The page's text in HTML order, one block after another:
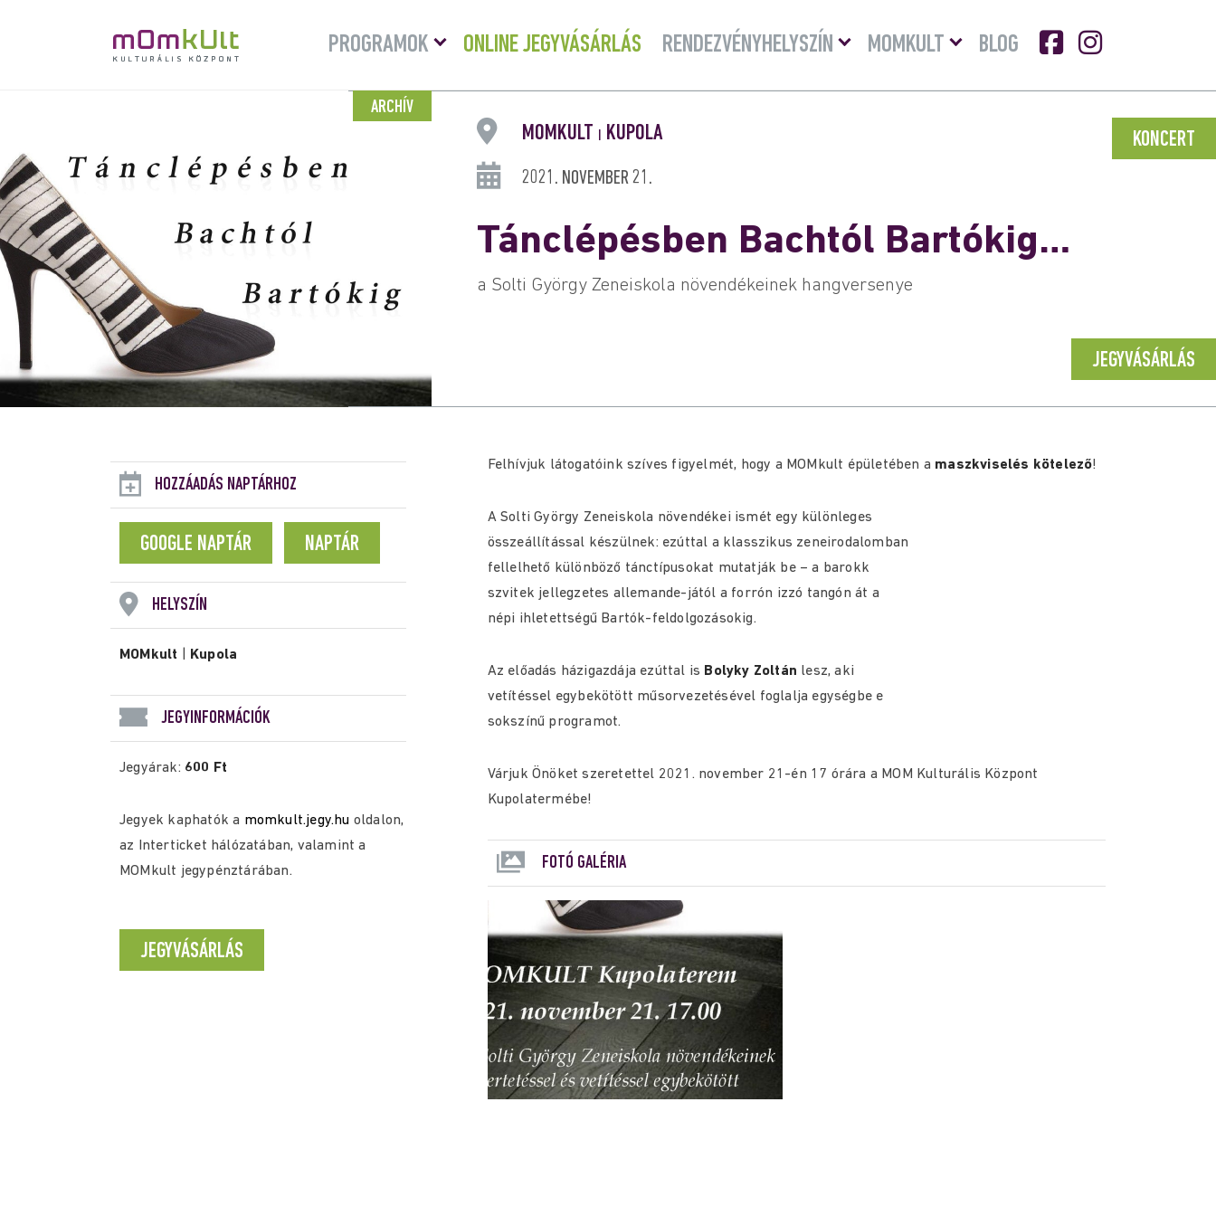
PROGRAMOK
Menü
lenyitása
ONLINE JEGYVÁSÁRLÁS RENDEZVÉNYHELYSZÍN
Menü
lenyitásaMOMKULT
Menü
lenyitása
BLOG
ARCHÍV
KONCERT
MOMKULT KUPOLA
2021. NOVEMBER 21.
Tánclépésben Bachtól Bartókig…
a Solti György Zeneiskola növendékeinek hangversenye
JEGYVÁSÁRLÁS
HOZZÁADÁS NAPTÁRHOZ
GOOGLE NAPTÁR NAPTÁR
HELYSZÍN
MOMkult Kupola
JEGYINFORMÁCIÓK
Jegyárak: 600 Ft
Jegyek kaphatók a momkult.jegy.hu oldalon,
az Interticket hálózatában, valamint a
MOMkult jegypénztárában.
JEGYVÁSÁRLÁS
Felhívjuk látogatóink szíves figyelmét, hogy a MOMkult épületében a maszkviselés kötelező!
A Solti György Zeneiskola növendékei ismét egy különleges
összeállítással készülnek: ezúttal a klasszikus zeneirodalomban
fellelhető különböző tánctípusokat mutatják be – a barokk
szvitek jellegzetes allemande-jától a forrón izzó tangón át a
népi ihletettségű Bartók-feldolgozásokig.
Az előadás házigazdája ezúttal is Bolyky Zoltán lesz, aki
vetítéssel egybekötött műsorvezetésével foglalja egységbe e
sokszínű programot.
Várjuk Önöket szeretettel 2021. november 21-én 17 órára a MOM Kulturális Központ
Kupolatermébe!
FOTÓ GALÉRIA